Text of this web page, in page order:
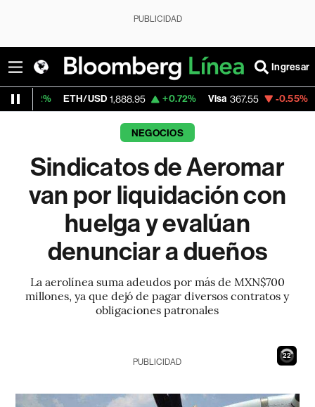
PUBLICIDAD
Ingresar
1,888.95 +0.72% Visa 367.55 -0.55% MercadoLibre
NEGOCIOS
Sindicatos de Aeromar
van por liquidación con
huelga y evalúan
denunciar a dueños
La aerolínea suma adeudos por más de MXN$700
millones, ya que dejó de pagar diversos contratos y
obligaciones patronales
21
PUBLICIDAD